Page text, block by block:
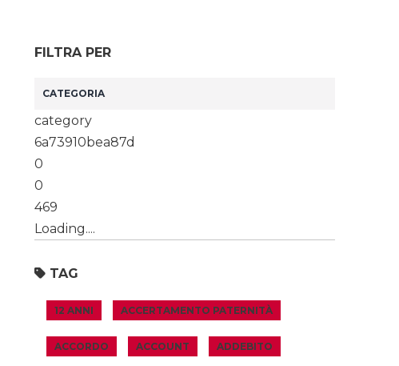
FILTRA PER
category
6a73910bea87d
0
0
469
Loading....
TAG
12 ANNI ACCERTAMENTO PATERNITÀ
ACCORDO ACCOUNT ADDEBITO